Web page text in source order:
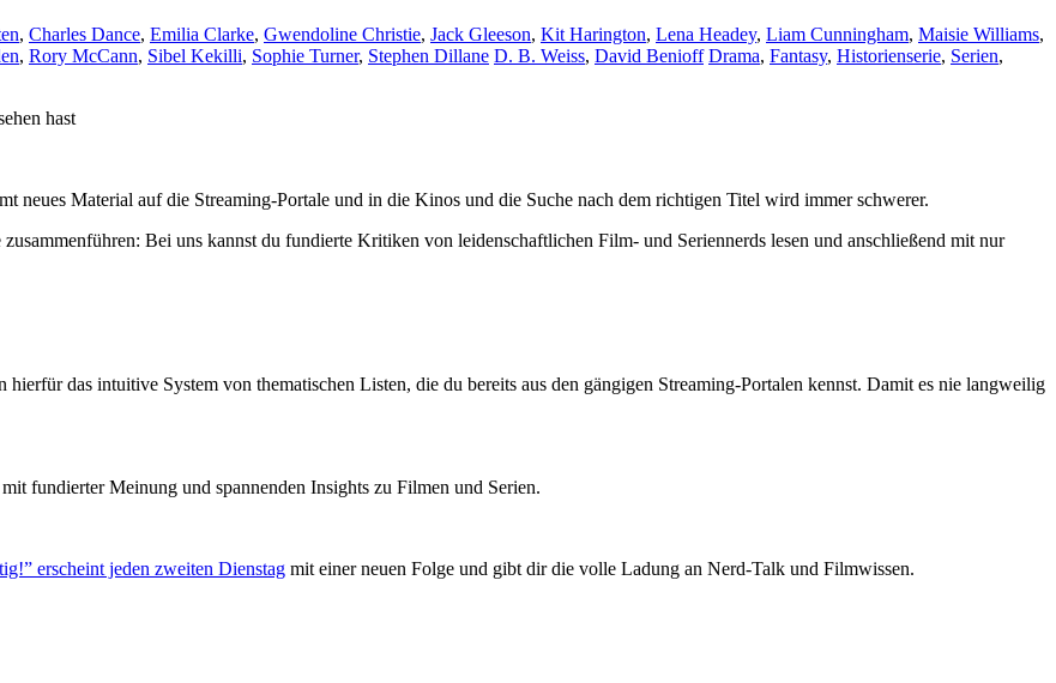
, Charles Dance, Emilia Clarke, Gwendoline Christie, Jack Gleeson, Kit Harington, Lena Headey, Liam Cunningham, Maisie Williams,
, Rory McCann, Sibel Kekilli, Sophie Turner, Stephen Dillane D. B. Weiss, David Benioff Drama, Fantasy, Historienserie, Serien,
hast
neues Material auf die Streaming-Portale und in die Kinos und die Suche nach dem richtigen Titel wird immer schwerer.
Bei uns kannst du fundierte Kritiken von leidenschaftlichen Film- und Seriennerds lesen und anschließend mit nur
das intuitive System von thematischen Listen, die du bereits aus den gängigen Streaming-Portalen kennst. Damit es nie langweilig
fundierter Meinung und spannenden Insights zu Filmen und Serien.
erscheint jeden zweiten Dienstag mit einer neuen Folge und gibt dir die volle Ladung an Nerd-Talk und Filmwissen.